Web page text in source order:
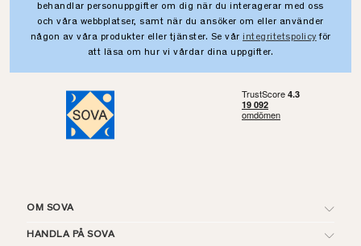
behandlar personuppgifter om dig när du interagerar med oss
och våra webbplatser, samt när du ansöker om eller använder
någon av våra produkter eller tjänster. Se vår integritetspolicy för
att läsa om hur vi vårdar dina uppgifter.
OM SOVA
HANDLA PÅ SOVA